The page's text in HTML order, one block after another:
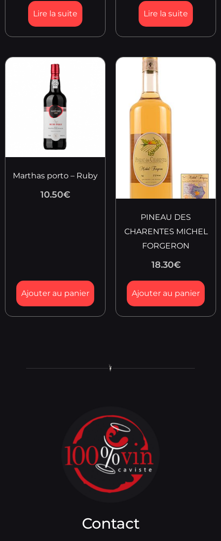
Lire la suite Lire la suite
Marthas porto – Ruby
10.50€
Ajouter au panier
PINEAU DES
CHARENTES MICHEL
FORGERON
18.30€
Ajouter au panier
Contact